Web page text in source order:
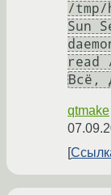
/tmp/
Sun
read
Всё,
qtmake